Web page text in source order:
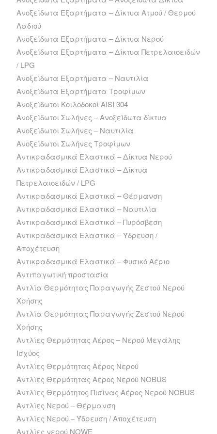
Ανοξείδωτα Εξαρτήματα – Δίκτυα Ατμού / Θερμού
Λαδιού
Ανοξείδωτα Εξαρτήματα – Δίκτυα Νερού
Ανοξείδωτα Εξαρτήματα – Δίκτυα Πετρελαιοειδών
/ LPG
Ανοξείδωτα Εξαρτήματα – Ναυτιλία
Ανοξείδωτα Εξαρτήματα Τροφίμων
Ανοξείδωτοι Κοιλοδοκοί AISI 304
Ανοξείδωτοι Σωλήνες – Ανοξείδωτα δίκτυα
Ανοξείδωτοι Σωλήνες – Ναυτιλία
Ανοξείδωτοι Σωλήνες Τροφίμων
Αντικραδασμικά Ελαστικά – Δίκτυα Νερού
Αντικραδασμικά Ελαστικά – Δίκτυα
Πετρελαιοειδών / LPG
Αντικραδασμικά Ελαστικά – Θέρμανση
Αντικραδασμικά Ελαστικά – Ναυτιλία
Αντικραδασμικά Ελαστικά – Πυρόσβεση
Αντικραδασμικά Ελαστικά – Ύδρευση /
Αποχέτευση
Αντικραδασμικά Ελαστικά – Φυσικό Αέριο
Αντιπαγωτική προστασία
Αντλία Θερμότητας Παραγωγής Ζεστού Νερού
Χρήσης
Αντλία Θερμότητας Παραγωγής Ζεστού Νερού
Χρήσης
Αντλίες Θερμότητας Αέρος – Νερού Μεγάλης
Ισχύος
Αντλίες Θερμότητας Αέρος Νερού
Αντλίες Θερμότητας Αέρος Νερού NOBUS
Αντλίες Θερμότητος Πισίνας Αέρος Νερού NOBUS
Αντλίες Νερού – Θέρμανση
Αντλίες Νερού – Ύδρευση / Αποχέτευση
Αντλίες νερού NOWE